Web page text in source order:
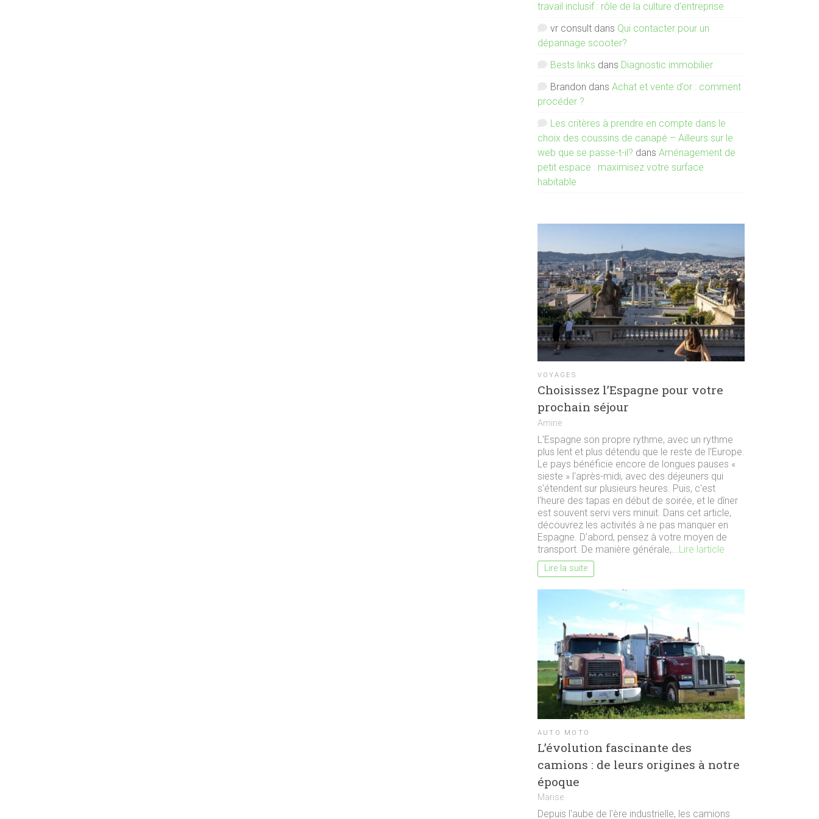
travail inclusif : rôle de la culture d’entreprise
vr consult dans Qui contacter pour un
dépannage scooter?
Bests links dans Diagnostic immobilier
Brandon dansAchat et vente d’or : comment
procéder ?
Les critères à prendre en compte dans le
choix des coussins de canapé – Ailleurs sur le
web que se passe-t-il? dansAménagement de
petit espace : maximisez votre surface
habitable
VOYAGES
Choisissez l’Espagne pour votre
prochain séjour
Amine
L'Espagne son propre rythme, avec un rythme
plus lent et plus détendu que le reste de l'Europe.
Le pays bénéficie encore de longues pauses «
sieste » l'après-midi, avec des déjeuners qui
s'étendent sur plusieurs heures. Puis, c'est
l'heure des tapas en début de soirée, et le dîner
est souvent servi vers minuit. Dans cet article,
découvrez les activités à ne pas manquer en
Espagne. D'abord, pensez à votre moyen de
transport. De manière générale,... Lire larticle
Lire la suite
AUTO MOTO
L’évolution fascinante des
camions : de leurs origines à notre
époque
Marise
Depuis l'aube de l'ère industrielle, les camions